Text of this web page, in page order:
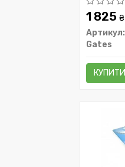
1 825 ₴
Артикул:
Gates
КУПИТИ